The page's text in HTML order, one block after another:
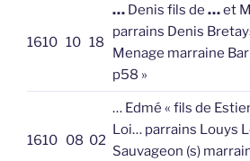
1610 10 18
… Denis fils de …et
parrains Denis
Menage marraine
p58 »
1610 08 02
… Edmé « fils de
Loi… parrains Louys
Sauvageon (s)